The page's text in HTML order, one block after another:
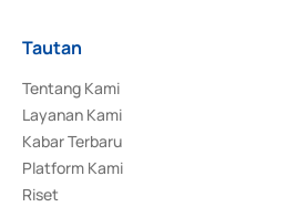
Tautan
Tentang Kami
Layanan Kami
Kabar Terbaru
Platform Kami
Riset